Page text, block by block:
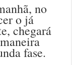
no
o já
chegará
fase.